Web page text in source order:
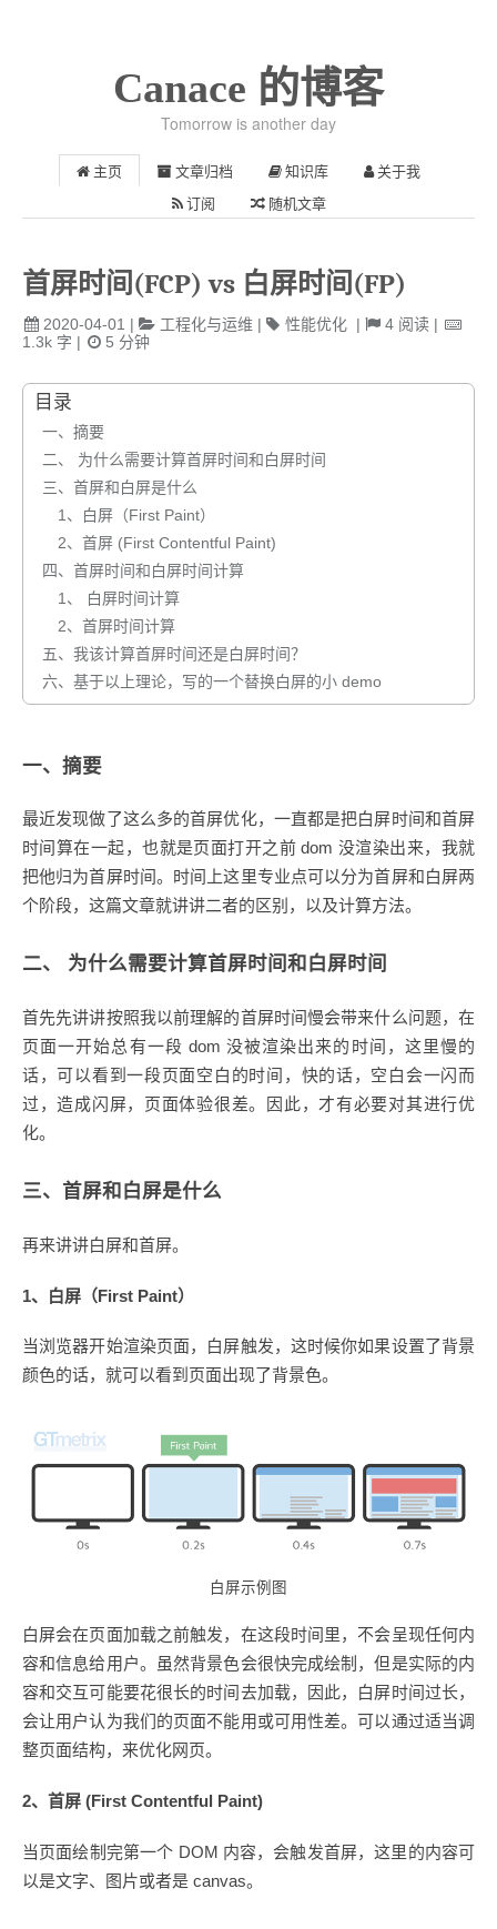
Canace 的博客
Tomorrow is another day
主页 文章归档 知识库 关于我
订阅 随机文章
首屏时间(FCP) vs 白屏时间(FP)
2020-04-01 | 工程化与运维 | 性能优化 | 4 阅读 |
1.3k 字 | 5 分钟
目录
一、摘要
二、 为什么需要计算首屏时间和白屏时间
三、首屏和白屏是什么
1、白屏（First Paint）
2、首屏 (First Contentful Paint)
四、首屏时间和白屏时间计算
1、 白屏时间计算
2、首屏时间计算
五、我该计算首屏时间还是白屏时间？
六、基于以上理论，写的一个替换白屏的小 demo
一、摘要
最近发现做了这么多的首屏优化，一直都是把白屏时间和首屏
时间算在一起，也就是页面打开之前 dom 没渲染出来，我就
把他归为首屏时间。时间上这里专业点可以分为首屏和白屏两
个阶段，这篇文章就讲讲二者的区别，以及计算方法。
二、 为什么需要计算首屏时间和白屏时间
首先先讲讲按照我以前理解的首屏时间慢会带来什么问题，在
页面一开始总有一段 dom 没被渲染出来的时间，这里慢的
话，可以看到一段页面空白的时间，快的话，空白会一闪而
过，造成闪屏，页面体验很差。因此，才有必要对其进行优
化。
三、首屏和白屏是什么
再来讲讲白屏和首屏。
1、白屏（First Paint）
当浏览器开始渲染页面，白屏触发，这时候你如果设置了背景
颜色的话，就可以看到页面出现了背景色。
白屏示例图
白屏会在页面加载之前触发，在这段时间里，不会呈现任何内
容和信息给用户。虽然背景色会很快完成绘制，但是实际的内
容和交互可能要花很长的时间去加载，因此，白屏时间过长，
会让用户认为我们的页面不能用或可用性差。可以通过适当调
整页面结构，来优化网页。
2、首屏 (First Contentful Paint)
当页面绘制完第一个 DOM 内容，会触发首屏，这里的内容可
以是文字、图片或者是 canvas。